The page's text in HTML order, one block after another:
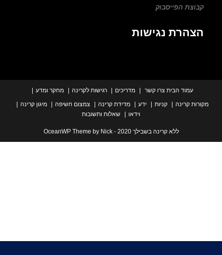
הפייסבוק
נגישות
עמוד הבית צרו קשר מדריכים רגישות לקרינה
מחקר ומדע
קרינה
קניות ידע מדידת קרינה צמצום חשיפה
מיגון קרינה
שאלות ותשובות
ללא קרינה בשבילך 2020 - OceanWP Theme by Nick